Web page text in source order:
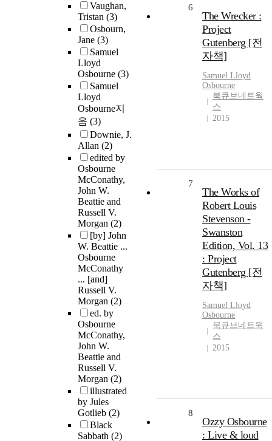
Vaughan,
Tristan (3)
Osbourn,
Jane (3)
Samuel
Lloyd
Osbourne (3)
Samuel
Lloyd
Osbourne지
음 (3)
Downie, J.
Allan (2)
edited by
Osbourne
McConathy,
John W.
Beattie and
Russell V.
Morgan (2)
[by] John
W. Beattie ...
Osbourne
McConathy
... [and]
Russell V.
Morgan (2)
ed. by
Osbourne
McConathy,
John W.
Beattie and
Russell V.
Morgan (2)
illustrated
by Jules
Gotlieb (2)
Black
Sabbath (2)
6
The Wrecker :
Project
Gutenberg [전
자책]
Samuel Lloyd
Osbourne
북큐브네트웍
스
2015
7
The Works of
Robert Louis
Stevenson -
Swanston
Edition, Vol. 13
: Project
Gutenberg [전
자책]
Samuel Lloyd
Osbourne
북큐브네트웍
스
2015
8
Ozzy Osbourne
: Live & loud